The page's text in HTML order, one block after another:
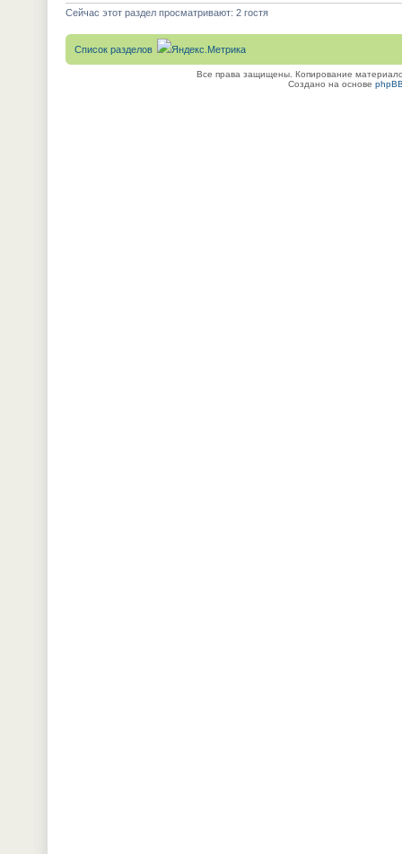
Сейчас этот раздел просматривают: 2 гостя
Список разделов
Все права защищены. Копирование
Создано на основе